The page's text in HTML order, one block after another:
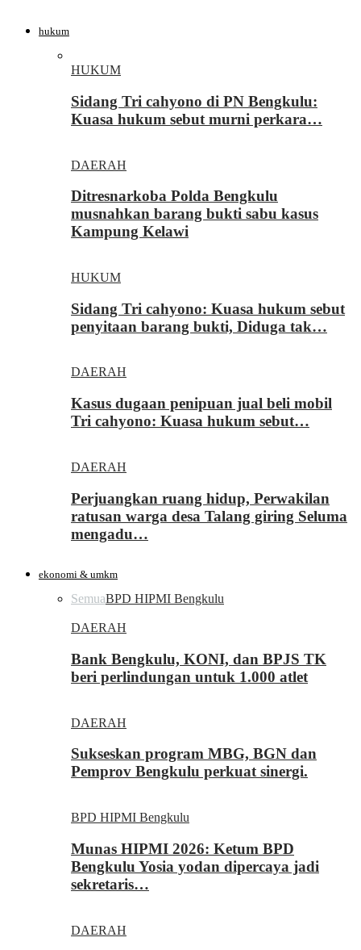
hukum
HUKUM
Sidang Tri cahyono di PN Bengkulu:
Kuasa hukum sebut murni perkara…
DAERAH
Ditresnarkoba Polda Bengkulu
musnahkan barang bukti sabu kasus
Kampung Kelawi
HUKUM
Sidang Tri cahyono: Kuasa hukum sebut
penyitaan barang bukti, Diduga tak…
DAERAH
Kasus dugaan penipuan jual beli mobil
Tri cahyono: Kuasa hukum sebut…
DAERAH
Perjuangkan ruang hidup, Perwakilan
ratusan warga desa Talang giring Seluma
mengadu…
ekonomi & umkm
SemuaBPD HIPMI Bengkulu
DAERAH
Bank Bengkulu, KONI, dan BPJS TK
beri perlindungan untuk 1.000 atlet
DAERAH
Sukseskan program MBG, BGN dan
Pemprov Bengkulu perkuat sinergi.
BPD HIPMI Bengkulu
Munas HIPMI 2026: Ketum BPD
Bengkulu Yosia yodan dipercaya jadi
sekretaris…
DAERAH